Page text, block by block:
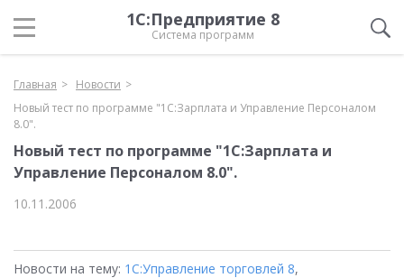
1С:Предприятие 8
Система программ
Главная
Новости
Новый тест по программе "1С:Зарплата и Управление Персоналом
8.0".
Новый тест по программе "1С:Зарплата и
Управление Персоналом 8.0".
10.11.2006
Новости на тему: 1С:Управление торговлей 8,